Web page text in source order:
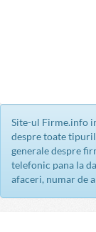
Site-ul Firme.info
despre toate
generale despre
telefonic pana la
afaceri, numar de